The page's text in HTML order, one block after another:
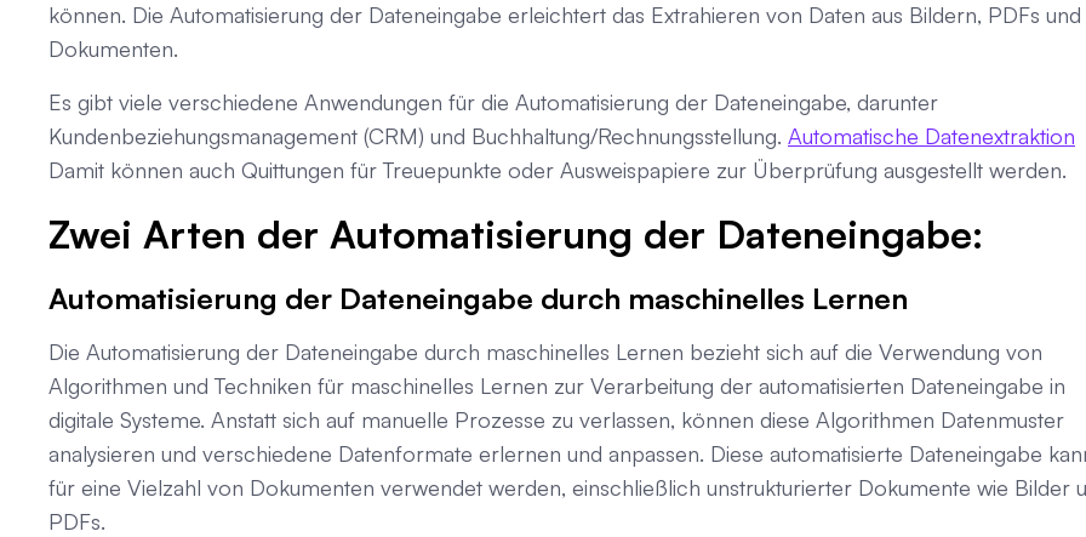
können. Die Automatisierung der Dateneingabe erleichtert das Extrahieren von Daten aus Bildern, PDFs und
Dokumenten.
Es gibt viele verschiedene Anwendungen für die Automatisierung der Dateneingabe, darunter
Kundenbeziehungsmanagement (CRM) und Buchhaltung/Rechnungsstellung. Automatische Datenextraktion
Damit können auch Quittungen für Treuepunkte oder Ausweispapiere zur Überprüfung ausgestellt werden.
Zwei Arten der Automatisierung der Dateneingabe:
Automatisierung der Dateneingabe durch maschinelles Lernen
Die Automatisierung der Dateneingabe durch maschinelles Lernen bezieht sich auf die Verwendung von
Algorithmen und Techniken für maschinelles Lernen zur Verarbeitung der automatisierten Dateneingabe in
digitale Systeme. Anstatt sich auf manuelle Prozesse zu verlassen, können diese Algorithmen Datenmuster
analysieren und verschiedene Datenformate erlernen und anpassen. Diese automatisierte Dateneingabe
für eine Vielzahl von Dokumenten verwendet werden, einschließlich unstrukturierter Dokumente wie Bilder
PDFs.